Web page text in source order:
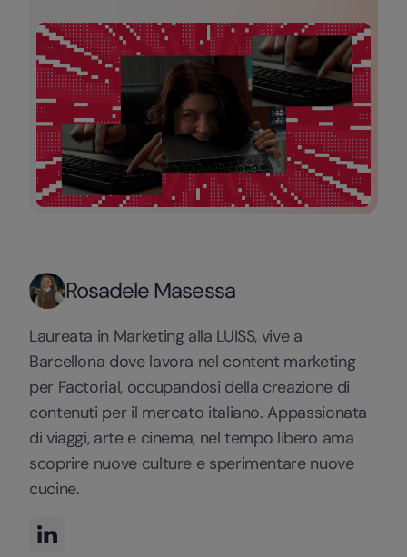
Rosadele Masessa
Laureata in Marketing alla LUISS, vive a
Barcellona dove lavora nel content marketing
per Factorial, occupandosi della creazione di
contenuti per il mercato italiano. Appassionata
di viaggi, arte e cinema, nel tempo libero ama
scoprire nuove culture e sperimentare nuove
cucine.